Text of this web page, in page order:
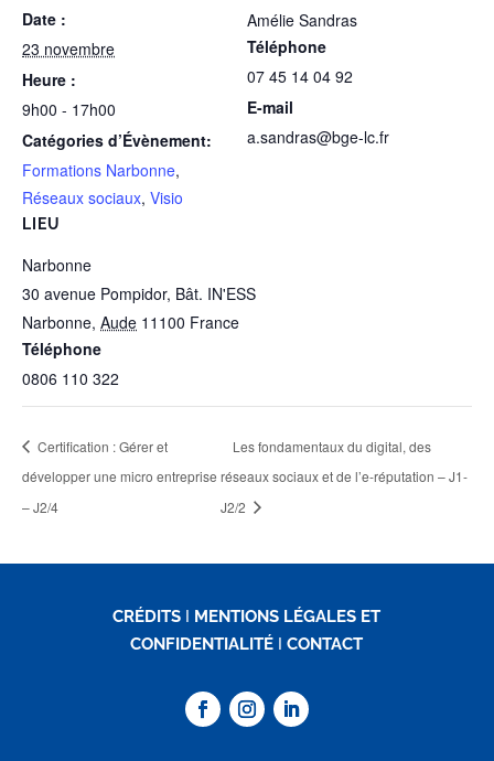
Date :
23 novembre
Heure :
9h00 - 17h00
Catégories d’Évènement:
Formations Narbonne,
Réseaux sociaux, Visio
LIEU
Narbonne
30 avenue Pompidor, Bât. IN'ESS
Narbonne, Aude 11100 France
Téléphone
0806 110 322
Amélie Sandras
Téléphone
07 45 14 04 92
E-mail
a.sandras@bge-lc.fr
Certification : Gérer et
développer une micro entreprise
– J2/4
Les fondamentaux du digital, des
réseaux sociaux et de l’e-réputation – J1-
J2/2
CRÉDITS I MENTIONS LÉGALES ET
CONFIDENTIALITÉ ICONTACT